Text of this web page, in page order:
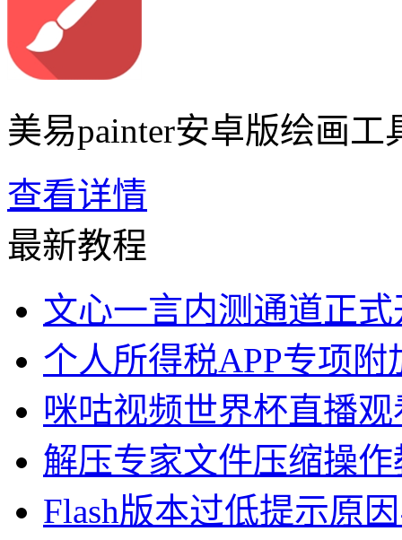
美易painter安卓版绘画工
查看详情
最新教程
文心一言内测通道正
个人所得税APP专项附
咪咕视频世界杯直播
解压专家文件压缩操作
Flash版本过低提示原